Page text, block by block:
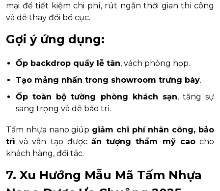
mại để tiết kiệm chi phí, rút ngắn thời gian thi công
và dễ thay đổi bố cục.
Gợi ý ứng dụng:
Ốp backdrop quầy lễ tân, vách phòng họp.
Tạo mảng nhấn trong showroom trưng bày.
Ốp toàn bộ tường phòng khách sạn, tăng sự
sang trọng và dễ bảo trì.
Tấm nhựa nano giúp giảm chi phí nhân công, bảo
trì và vẫn tạo được ấn tượng thẩm mỹ caocho
khách hàng, đối tác.
7. Xu Hướng Mẫu Mã Tấm Nhựa